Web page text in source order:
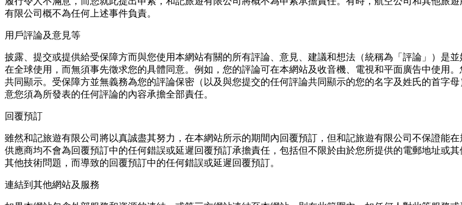
有限公司概不為任何上述事件負責。
用戶評論及意見等
披露、提交或提供給受保障⽅⽽與您使⽤本網站有關的所有評論、意⾒、建議和想法（統稱為「評論」）是
在全球使⽤，⽽無須事先徵求您的具體同意。例如，您的評論可在本網站及收⾳機、電視和平⾯廣告中使⽤
共同顯⽰。受保障⽅並無義務為您的評論保密（以及與您提交的任何評論共同顯⽰的您的名字及姓⽒的⾸字
意您須為所發表的任何評論的內容承擔全部責任。
回覆預訂
雖然和記旅遊有限公司將以真誠盡其努⼒，在本網站所⽰的期間內回覆預訂，但和記旅遊有限公司不保證能
供應商均不會為回覆預訂中的任何錯誤或延遲回覆預訂承擔責任，包括但不限於由於您所提供的電郵地址或
其他技術問題，⽽導致的回覆預訂中的任何錯誤或延遲回覆預訂。
連結到其他網站及服務